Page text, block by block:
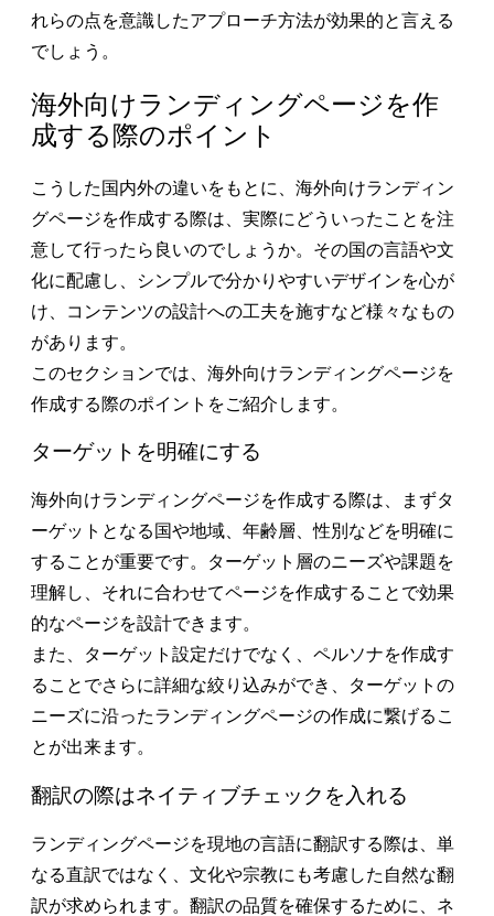
れらの点を意識したアプローチ方法が効果的と言える
でしょう。
海外向けランディングページを作
成する際のポイント
こうした国内外の違いをもとに、海外向けランディン
グページを作成する際は、実際にどういったことを注
意して行ったら良いのでしょうか。その国の言語や文
化に配慮し、シンプルで分かりやすいデザインを心が
け、コンテンツの設計への工夫を施すなど様々なもの
があります。
このセクションでは、海外向けランディングページを
作成する際のポイントをご紹介します。
ターゲットを明確にする
海外向けランディングページを作成する際は、まずタ
ーゲットとなる国や地域、年齢層、性別などを明確に
することが重要です。ターゲット層のニーズや課題を
理解し、それに合わせてページを作成することで効果
的なページを設計できます。
また、ターゲット設定だけでなく、ペルソナを作成す
ることでさらに詳細な絞り込みができ、ターゲットの
ニーズに沿ったランディングページの作成に繋げるこ
とが出来ます。
翻訳の際はネイティブチェックを入れる
ランディングページを現地の言語に翻訳する際は、単
なる直訳ではなく、文化や宗教にも考慮した自然な翻
訳が求められます。翻訳の品質を確保するために、ネ